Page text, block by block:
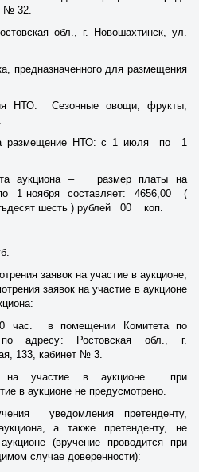
№ 32.
обл., г. Новошахтинск, ул.
предназначенного для размещения
НТО: Сезонные овощи, фрукты,
размещение НТО: с 1 июля по 1
аукциона – размер платы на
1 ноября составляет: 4656,00 (
шесть ) рублей 00 коп.
заявок на участие в аукционе,
заявок на участие в аукционе
в помещении Комитета по
адресу: Ростовская обл., г.
133, кабинет № 3.
на участие в аукционе при
в аукционе не предусмотрено.
уведомления претенденту,
а также претенденту, не
(вручение проводится при
случае доверенности):